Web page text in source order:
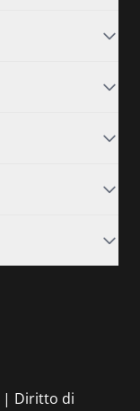
| Diritto di